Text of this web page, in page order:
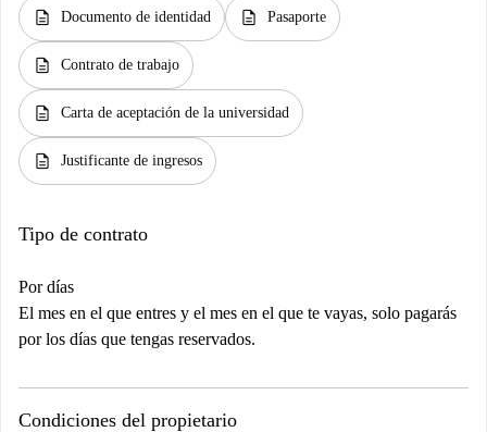
description Documento de identidad description Pasaporte
description Contrato de trabajo
description Carta de aceptación de la universidad
description Justificante de ingresos
Tipo de contrato
Por días
El mes en el que entres y el mes en el que te vayas, solo pagarás
por los días que tengas reservados.
Condiciones del propietario